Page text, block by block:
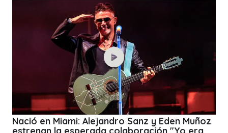
Nació en Miami: Alejandro Sanz y Eden Muñoz
estrenan la esperada colaboración "Yo era